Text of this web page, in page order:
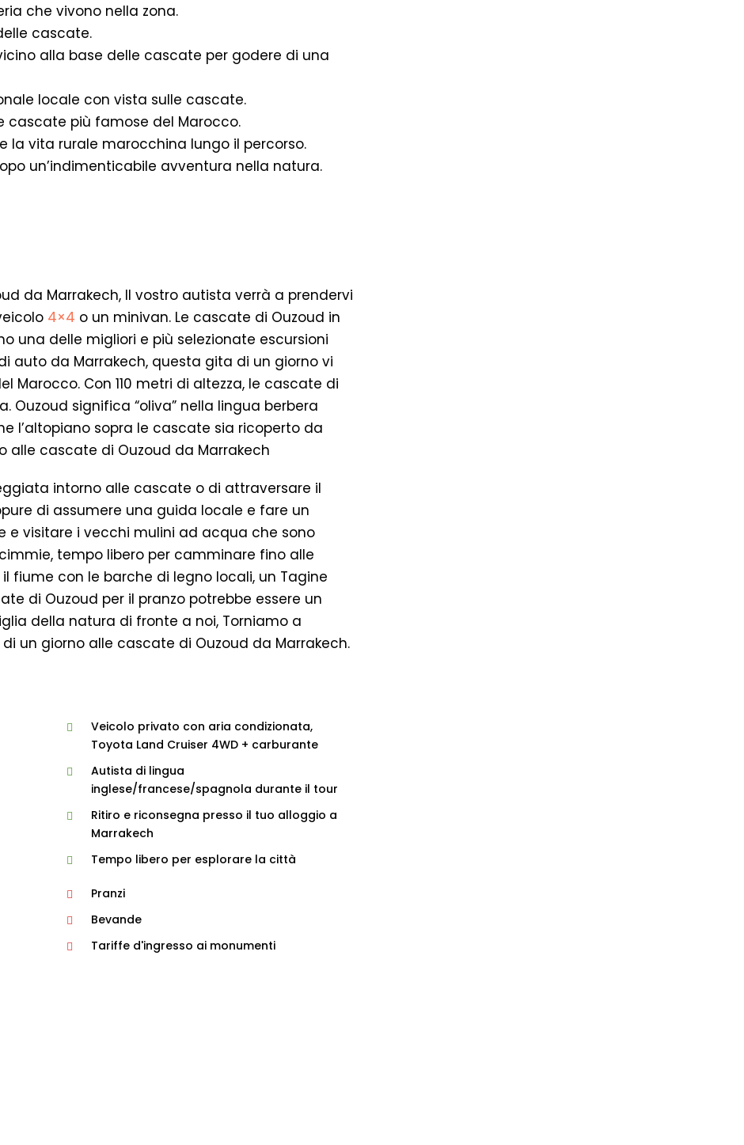
che vivono nella zona.
cascate.
alla base delle cascate per godere di una
locale con vista sulle cascate.
più famose del Marocco.
la vita rurale marocchina lungo il percorso.
un’indimenticabile avventura nella natura.
da Marrakech, Il vostro autista verrà a prendervi
4×4 o un minivan. Le cascate di Ouzoud in
una delle migliori e più selezionate escursioni
auto da Marrakech, questa gita di un giorno vi
Marocco. Con 110 metri di altezza, le cascate di
Ouzoud significa “oliva” nella lingua berbera
l’altopiano sopra le cascate sia ricoperto da
alle cascate di Ouzoud da Marrakech
intorno alle cascate o di attraversare il
di assumere una guida locale e fare un
e visitare i vecchi mulini ad acqua che sono
tempo libero per camminare fino alle
fiume con le barche di legno locali, un Tagine
di Ouzoud per il pranzo potrebbe essere un
della natura di fronte a noi, Torniamo a
un giorno alle cascate di Ouzoud da Marrakech.
Veicolo privato con aria condizionata,
Toyota Land Cruiser 4WD + carburante
Autista di lingua
inglese/francese/spagnola durante il tour
Ritiro e riconsegna presso il tuo alloggio a
Marrakech
Tempo libero per esplorare la città
Pranzi
Bevande
Tariffe d'ingresso ai monumenti